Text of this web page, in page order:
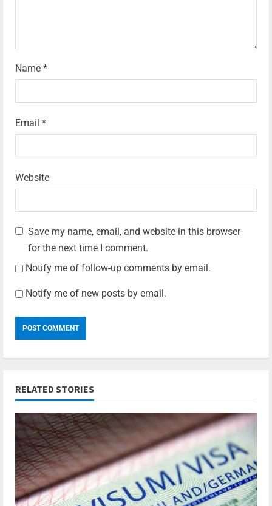
Name *
Email *
Website
Save my name, email, and website in this browser
for the next time I comment.
Notify me of follow-up comments by email.
Notify me of new posts by email.
RELATED STORIES